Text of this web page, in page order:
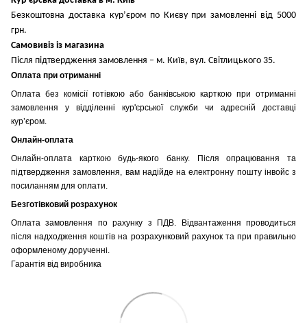
Безкоштовна доставка кур’єром по Києву при замовленні від 5000
грн.
Самовивіз із магазина
Після підтвердження замовлення – м. Київ, вул. Світлицького 35.
Оплата при отриманні
Оплата без комісії готівкою або банківською карткою при отриманні
замовлення у відділенні кур'єрської служби чи адресній доставці
кур’єром.
Онлайн-оплата
Онлайн-оплата карткою будь-якого банку. Після опрацювання та
підтвердження замовлення, вам надійде на електронну пошту інвойс з
посиланням для оплати.
Безготівковий розрахунок
Оплата замовлення по рахунку з ПДВ. Відвантаження проводиться
після надходження коштів на розрахунковий рахунок та при правильно
оформленому дорученні.
Гарантія від виробника